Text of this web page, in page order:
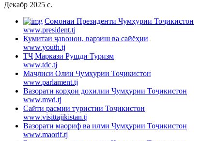
Декабр 2025 c.
Cомонаи Президенти Ҷумҳурии Тоҷикистон
www.president.tj
Кумитаи ҷавонон, варзиш ва сайёҳии
www.youth.tj
ТҶ Маркази Рушди Туризм
www.tdc.tj
Маҷлиси Олии Ҷумҳурии Тоҷикистон
www.parlament.tj
Вазорати корҳои дохилии Ҷумҳурии Тоҷикистон
www.mvd.tj
Сайти расмии туристии Тоҷикистон
www.visittajikistan.tj
Вазорати маориф ва илми Ҷумҳурии Тоҷикистон
www.maorif.tj